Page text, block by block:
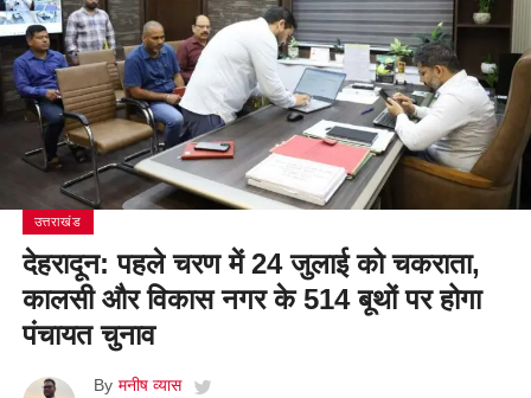
उत्तराखंड
देहरादून: पहले चरण में 24 जुलाई को चकराता,
कालसी और विकास नगर के 514 बूथों पर होगा
पंचायत चुनाव
By मनीष व्यास